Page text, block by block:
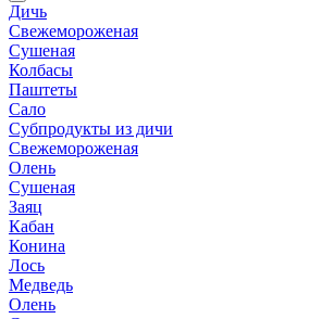
Дичь
Свежемороженая
Сушеная
Колбасы
Паштеты
Сало
Субпродукты из дичи
Свежемороженая
Олень
Сушеная
Заяц
Кабан
Конина
Лось
Медведь
Олень